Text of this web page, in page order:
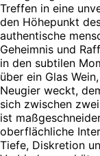
Treffen in eine
den Höhepunkt
authentische
Geheimnis und
in den subtilen
über ein Glas
Neugier weckt,
sich zwischen
ist
oberflächliche
Tiefe, Diskretion